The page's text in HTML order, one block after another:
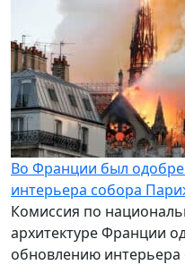
Во Франции был
интерьера собора
Комиссия по
архитектуре Франции
обновлению